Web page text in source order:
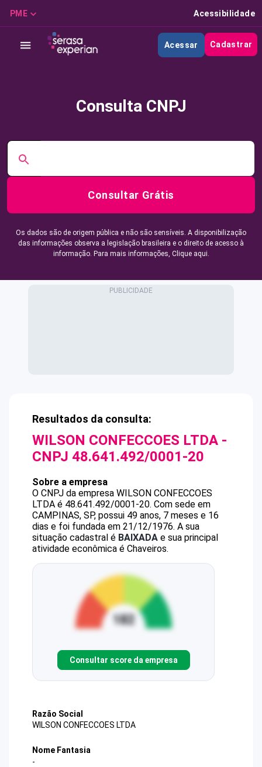
PME Acessibilidade
Acessar Cadastrar
Consulta CNPJ
Consultar Grátis
Os dados são de origem pública e não são sensíveis. A disponibilização
das informações observa a legislação brasileira e o direito de acesso à
informação. Para mais informações, Clique aqui.
Resultados da consulta:
WILSON CONFECCOES LTDA -
CNPJ 48.641.492/0001-20
Sobre a empresa
O CNPJ da empresa WILSON CONFECCOES
LTDA é 48.641.492/0001-20. Com sede em
CAMPINAS, SP, possui 49 anos, 7 meses e 16
dias e foi fundada em 21/12/1976. A sua
situação cadastral é BAIXADA e sua principal
atividade econômica é Chaveiros.
Consultar score da empresa
Razão Social
WILSON CONFECCOES LTDA
Nome Fantasia
-